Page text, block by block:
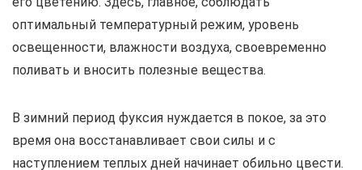
оптимальный температурный режим, уровень
освещенности, влажности воздуха, своевременно
поливать и вносить полезные вещества.
В зимний период фуксия нуждается в покое, за это
время она восстанавливает свои силы и с
наступлением теплых дней начинает обильно цвести.